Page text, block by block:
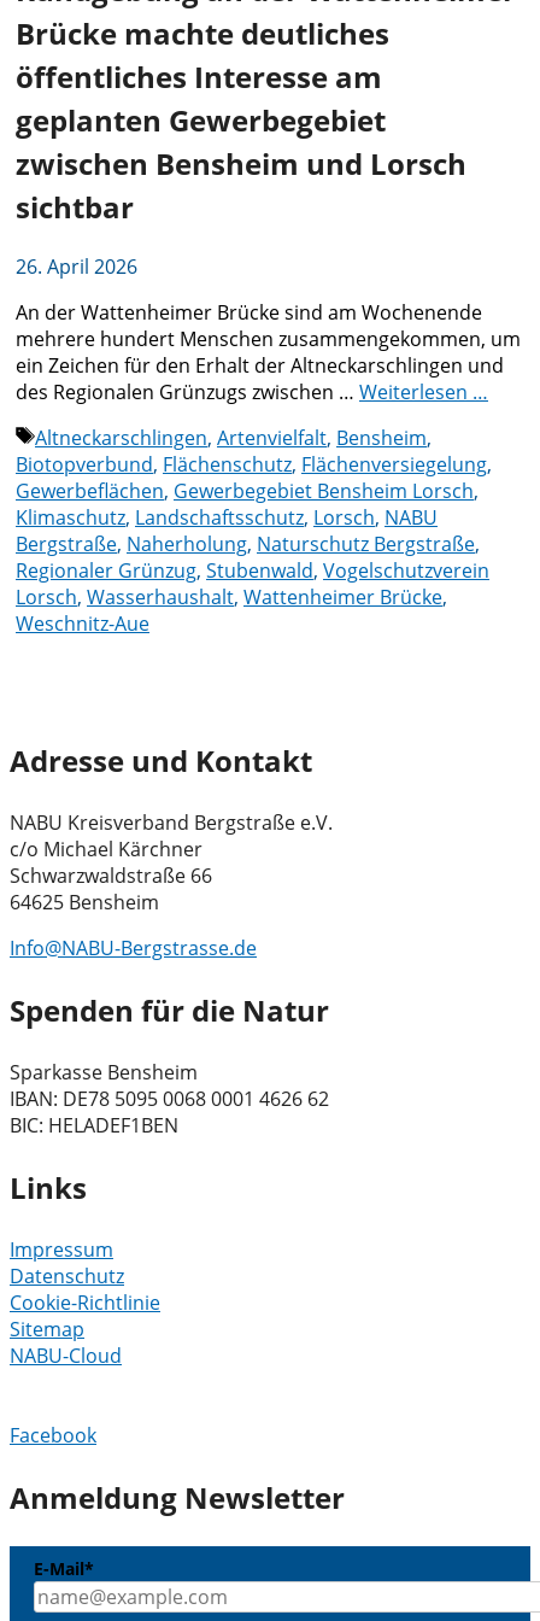
Brücke machte deutliches
öffentliches Interesse am
geplanten Gewerbegebiet
zwischen Bensheim und Lorsch
sichtbar
26. April 2026
An der Wattenheimer Brücke sind am Wochenende
mehrere hundert Menschen zusammengekommen, um
ein Zeichen für den Erhalt der Altneckarschlingen und
des Regionalen Grünzugs zwischen … Weiterlesen …
Schlagwörter
Altneckarschlingen, Artenvielfalt, Bensheim,
Biotopverbund, Flächenschutz, Flächenversiegelung,
Gewerbeflächen, Gewerbegebiet Bensheim Lorsch,
Klimaschutz, Landschaftsschutz, Lorsch, NABU
Bergstraße, Naherholung, Naturschutz Bergstraße,
Regionaler Grünzug, Stubenwald, Vogelschutzverein
Lorsch, Wasserhaushalt, Wattenheimer Brücke,
Weschnitz-Aue
Adresse und Kontakt
NABU Kreisverband Bergstraße e.V.
c/o Michael Kärchner
Schwarzwaldstraße 66
64625 Bensheim
Info@NABU-Bergstrasse.de
Spenden für die Natur
Sparkasse Bensheim
IBAN: DE78 5095 0068 0001 4626 62
BIC: HELADEF1BEN
Links
Impressum
Datenschutz
Cookie-Richtlinie
Sitemap
NABU-Cloud
Facebook
Anmeldung Newsletter
E-Mail*